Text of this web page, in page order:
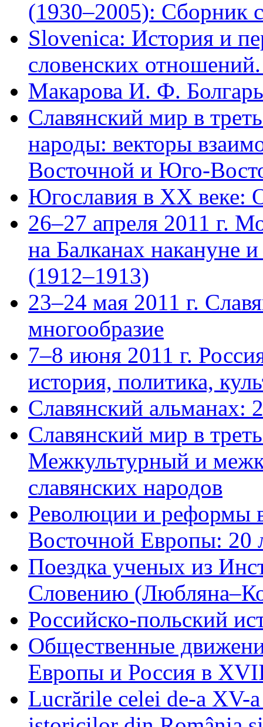
(1930–2005): Сборник
Slovenica: История и
словенских
Макарова И. Ф.
Славянский мир в
народы: векторы
Восточной и Юго-
Югославия в XX веке:
26–27 апреля 2011 г.
на Балканах накануне
(1912–1913)
23–24 мая 2011 г.
многообразие
7–8 июня 2011 г.
история, политика,
Славянский альманах:
Славянский мир в
Межкультурный и
славянских народов
Революции и реформы
Восточной Европы: 20
Поездка ученых из
Словению
Российско-польский
Общественные
Европы и Россия в
Lucrările celei de-a XV-